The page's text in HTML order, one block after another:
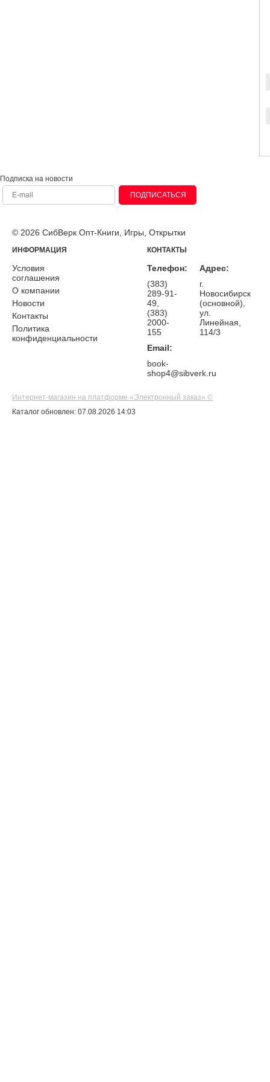
Подписка на новости
ПОДПИСАТЬСЯ
© 2026 СибВерк Опт-Книги, Игры, Открытки
ИНФОРМАЦИЯ
Условия
соглашения
О компании
Новости
Контакты
Политика
конфиденциальности
КОНТАКТЫ
Телефон:
(383)
289-91-
49,
(383)
2000-
155
Email:
book-
shop4@sibverk.ru
Адрес:
г.
Новосибирск
(основной),
ул.
Линейная,
114/3
Интернет-магазин на платформе «Электронный заказ» ©
Каталог обновлен: 07.08.2026 14:03